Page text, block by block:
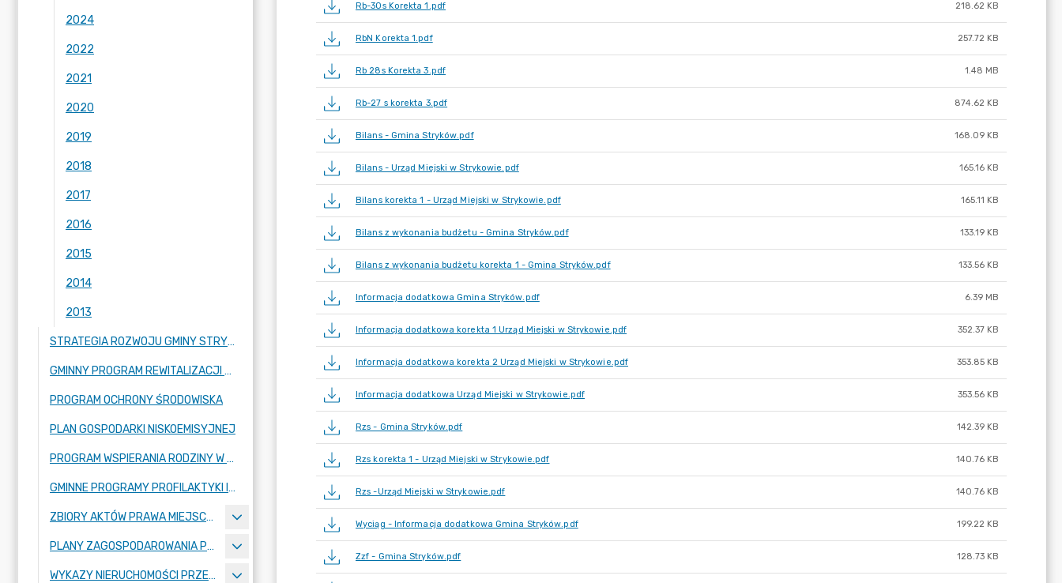
2024
2022
2021
2020
2019
2018
2017
2016
2015
2014
2013
STRATEGIA ROZWOJU GMINY STRYKÓW
GMINNY PROGRAM REWITALIZACJI GMINY STRYKÓW
PROGRAM OCHRONY ŚRODOWISKA
PLAN GOSPODARKI NISKOEMISYJNEJ
PROGRAM WSPIERANIA RODZINY W GMINIE STRYKÓW
GMINNE PROGRAMY PROFILAKTYKI I ROZWIĄZYWANIA PROBLEMÓW ALKOHOLOWYCH ORAZ PRZECIWDZIAŁANIA NARKOMANII W GMINIE STRYKÓW
ZBIORY AKTÓW PRAWA MIEJSCOWEGO OGŁOSZONE W DZIENNIKU URZĘDOWYM WOJEWÓDZTWA ŁÓDZKIEGO
PLANY ZAGOSPODAROWANIA PRZESTRZENNEGO
WYKAZY NIERUCHOMOŚCI PRZEZNACZONYCH DO ZBYCIA LUB ODDANIA W UŻYTKOWANIE, NAJEM, DZIERŻAWĘ LUB UŻYCZENIE
Rb-30s Korekta 1.pdf 218.62 KB
RbN Korekta 1.pdf 257.72 KB
Rb 28s Korekta 3.pdf 1.48 MB
Rb-27 s korekta 3.pdf 874.62 KB
Bilans - Gmina Stryków.pdf 168.09 KB
Bilans - Urząd Miejski w Strykowie.pdf 165.16 KB
Bilans korekta 1 - Urząd Miejski w Strykowie.pdf 165.11 KB
Bilans z wykonania budżetu - Gmina Stryków.pdf 133.19 KB
Bilans z wykonania budżetu korekta 1 - Gmina Stryków.pdf 133.56 KB
Informacja dodatkowa Gmina Stryków.pdf 6.39 MB
Informacja dodatkowa korekta 1 Urząd Miejski w Strykowie.pdf 352.37 KB
Informacja dodatkowa korekta 2 Urząd Miejski w Strykowie.pdf 353.85 KB
Informacja dodatkowa Urząd Miejski w Strykowie.pdf 353.56 KB
Rzs - Gmina Stryków.pdf 142.39 KB
Rzs korekta 1 - Urząd Miejski w Strykowie.pdf 140.76 KB
Rzs -Urząd Miejski w Strykowie.pdf 140.76 KB
Wyciąg - Informacja dodatkowa Gmina Stryków.pdf 199.22 KB
Zzf - Gmina Stryków.pdf 128.73 KB